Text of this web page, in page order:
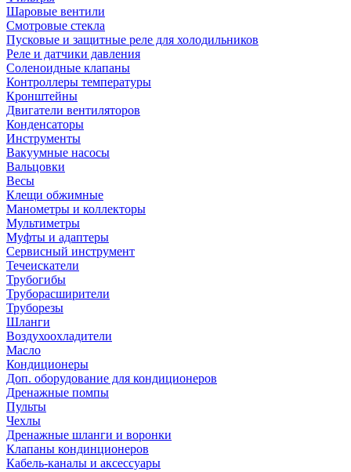
Шаровые вентили
Смотровые стекла
Пусковые и защитные реле для холодильников
Реле и датчики давления
Соленоидные клапаны
Контроллеры температуры
Кронштейны
Двигатели вентиляторов
Конденсаторы
Инструменты
Вакуумные насосы
Вальцовки
Весы
Клещи обжимные
Манометры и коллекторы
Мультиметры
Муфты и адаптеры
Сервисный инструмент
Течеискатели
Трубогибы
Труборасширители
Труборезы
Шланги
Воздухоохладители
Масло
Кондиционеры
Доп. оборудование для кондиционеров
Дренажные помпы
Пульты
Чехлы
Дренажные шланги и воронки
Клапаны кондинционеров
Кабель-каналы и аксессуары